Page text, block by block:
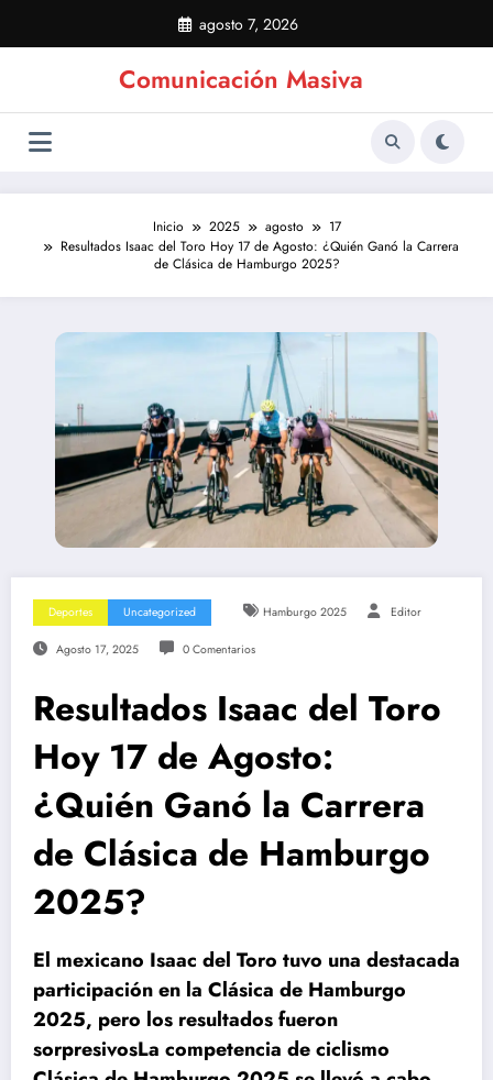
contenido
agosto 7, 2026
Comunicación Masiva
Inicio 2025 agosto
17
Resultados Isaac del Toro Hoy 17 de Agosto: ¿Quién Ganó la Carrera
de Clásica de Hamburgo 2025?
Deportes Uncategorized Hamburgo 2025 Editor
Agosto 17, 2025 0 Comentarios
Resultados Isaac del Toro
Hoy 17 de Agosto:
¿Quién Ganó la Carrera
de Clásica de Hamburgo
2025?
El mexicano Isaac del Toro tuvo una destacada
participación en la Clásica de Hamburgo
2025, pero los resultados fueron
sorpresivosLa competencia de ciclismo